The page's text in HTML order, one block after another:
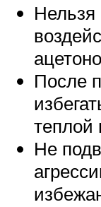
Нельзя
После
теплой
Не